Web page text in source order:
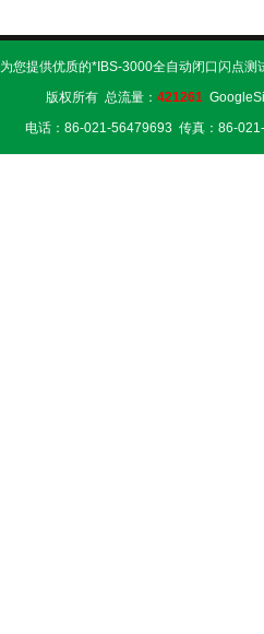
为您提供优质的*IBS-3000全自动闭口闪点
版权所有 总流量： 421261
电话：86-021-56479693 传真：86-